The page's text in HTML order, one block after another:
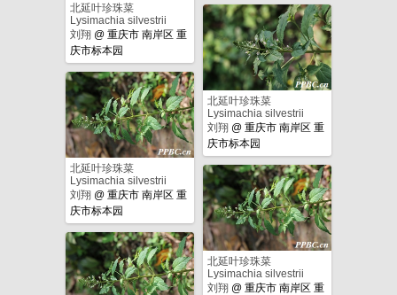
北延叶珍珠菜
Lysimachia silvestrii
刘翔 @ 重庆市 南岸区 重
庆市标本园
北延叶珍珠菜
Lysimachia silvestrii
刘翔 @ 重庆市 南岸区 重
庆市标本园
北延叶珍珠菜
Lysimachia silvestrii
刘翔 @ 重庆市 南岸区 重
庆市标本园
北延叶珍珠菜
Lysimachia silvestrii
刘翔 @ 重庆市 南岸区 重